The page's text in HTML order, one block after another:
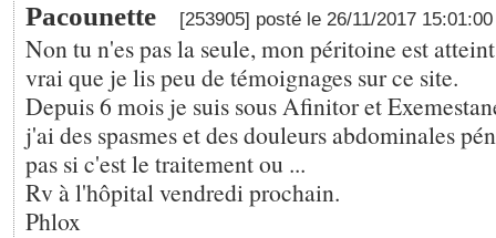
Pacounette [253905] posté le 26/11/2017
Non tu n'es pas la seule, mon péritoine est
vrai que je lis peu de témoignages sur ce site.
Depuis 6 mois je suis sous Afinitor et
j'ai des spasmes et des douleurs abdominales
pas si c'est le traitement ou ...
Rv à l'hôpital vendredi prochain.
Phlox